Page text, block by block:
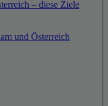
– diese Ziele
und Österreich